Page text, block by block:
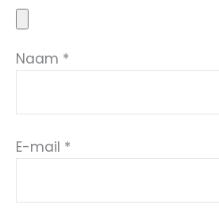
Naam *
E-mail *